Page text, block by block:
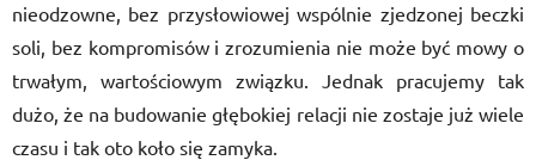
nieodzowne, bez przysłowiowej wspólnie zjedzonej beczki
soli, bez kompromisów i zrozumienia nie może być mowy o
trwałym, wartościowym związku. Jednak pracujemy tak
dużo, że na budowanie głębokiej relacji nie zostaje już wiele
czasu i tak oto koło się zamyka.